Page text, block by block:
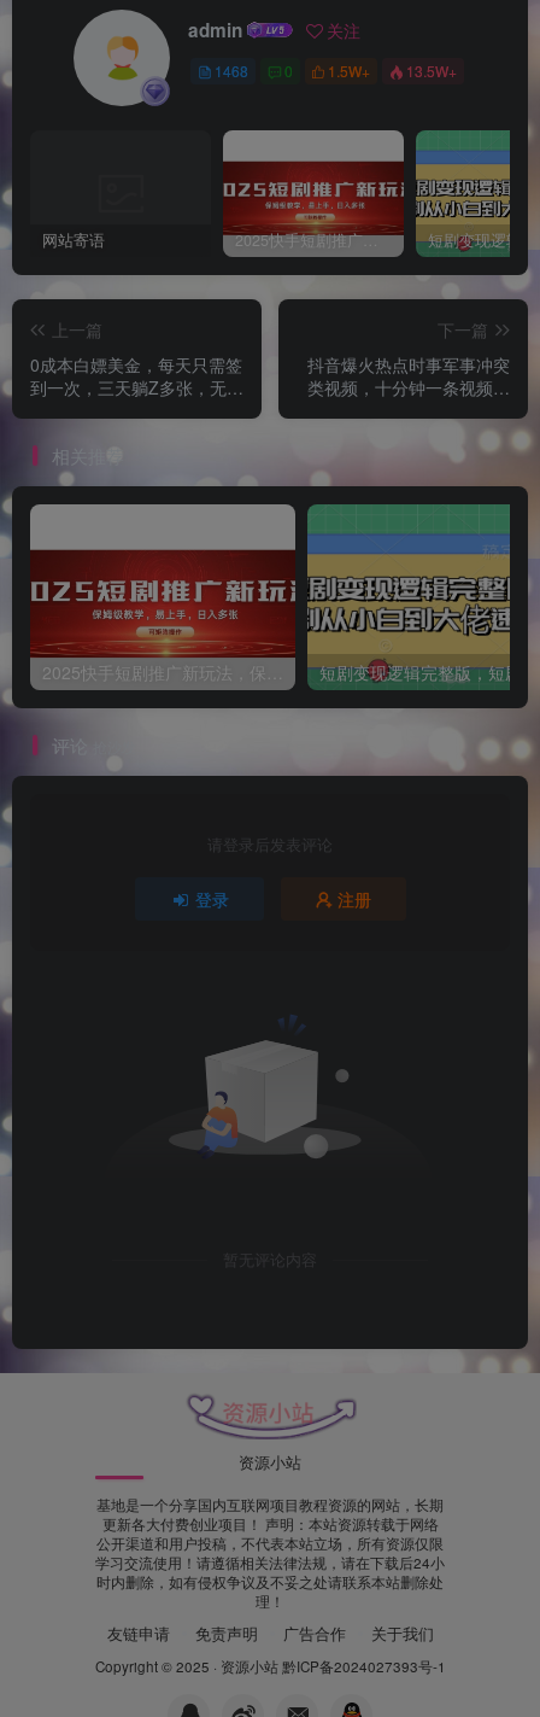
admin 关注
1468 0 1.5W+ 13.5W+
网站寄语 2025快手短剧推广新玩法，保姆级教学，日入多张，可矩阵操作
上一篇
0成本白嫖美金，每天只需签
到一次，三天躺Z多张，无需
下一篇
抖音爆火热点时事军事冲突
类视频，十分钟一条视频，
单易上手
相关推荐
评论
请登录后发表评论
登录 注册
暂无评论内容
资源小站
基地是一个分享国内互联网项目教程资源的网站，长期
更新各大付费创业项目！ 声明：本站资源转载于网络
公开渠道和用户投稿，不代表本站立场，所有资源仅限
学习交流使用！请遵循相关法律法规，请在下载后24小
时内删除，如有侵权争议及不妥之处请联系本站删除处
理！
友链申请 免责声明 广告合作 关于我们
Copyright © 2025 · 资源小站 黔ICP备2024027393号-1